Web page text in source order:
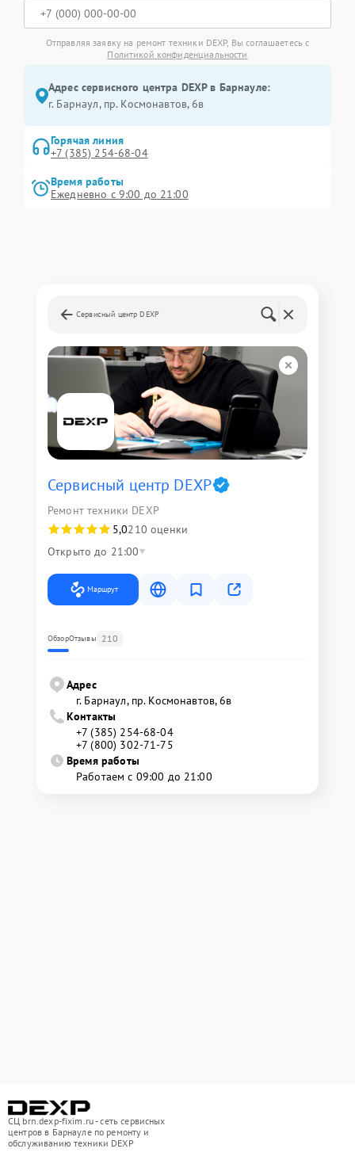
Отправляя заявку на ремонт техники DEXP, Вы соглашаетесь с
Политикой конфиденциальности
Адрес сервисного центра DEXP в Барнауле:
г. Барнаул, ​пр. Космонавтов, 6в
Горячая линия
+7 (385) 254-68-04
Время работы
Ежедневно с 9:00 до 21:00
Сервисный центр DEXP
Сервисный центр DEXP
Ремонт техники DEXP
5,0210 оценки
Открыто до 21:00
Маршрут
ОбзорОтзывы 210
Адрес
г. Барнаул, ​пр. Космонавтов, 6в
Контакты
+7 (385) 254-68-04
+7 (800) 302-71-75
Время работы
Работаем с 09:00 до 21:00
СЦ brn.dexp-fixim.ru - сеть сервисных
центров в Барнауле по ремонту и
обслуживанию техники DEXP